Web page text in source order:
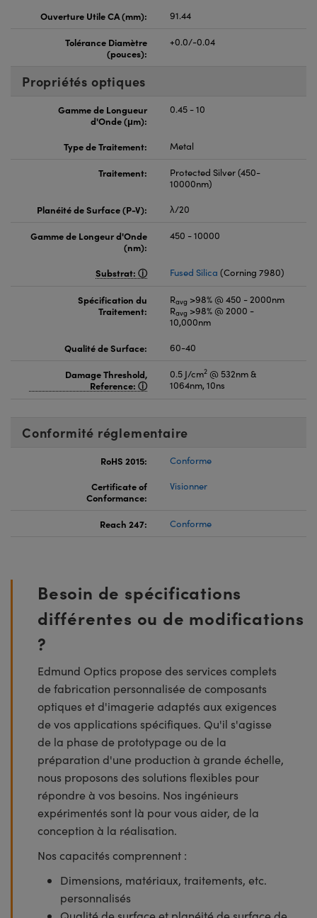
Ouverture Utile CA (mm):
91.44
Tolérance Diamètre
(pouces):
+0.0/-0.04
Propriétés optiques
Gamme de Longueur
d'Onde (μm):
0.45 - 10
Type de Traitement: Metal
Traitement:
Protected Silver (450-
10000nm)
Planéité de Surface (P-V):
λ/20
Gamme de Longeur d'Onde
(nm):
450 - 10000
Substrat: Fused Silica (Corning 7980)
Spécification du
Traitement:
Ravg >98% @ 450 - 2000nm
Ravg >98% @ 2000 -
10,000nm
Qualité de Surface:
60-40
Damage Threshold,
Reference:
0.5 J/cm2 @ 532nm &
1064nm, 10ns
Conformité réglementaire
RoHS 2015:
Conforme
Certificate of
Conformance:
Visionner
Reach 247: Conforme
Besoin de spécifications
différentes ou de modifications
?
Edmund Optics propose des services complets
de fabrication personnalisée de composants
optiques et d'imagerie adaptés aux exigences
de vos applications spécifiques. Qu'il s'agisse
de la phase de prototypage ou de la
préparation d'une production à grande échelle,
nous proposons des solutions flexibles pour
répondre à vos besoins. Nos ingénieurs
expérimentés sont là pour vous aider, de la
conception à la réalisation.
Nos capacités comprennent :
Dimensions, matériaux, traitements, etc.
personnalisés